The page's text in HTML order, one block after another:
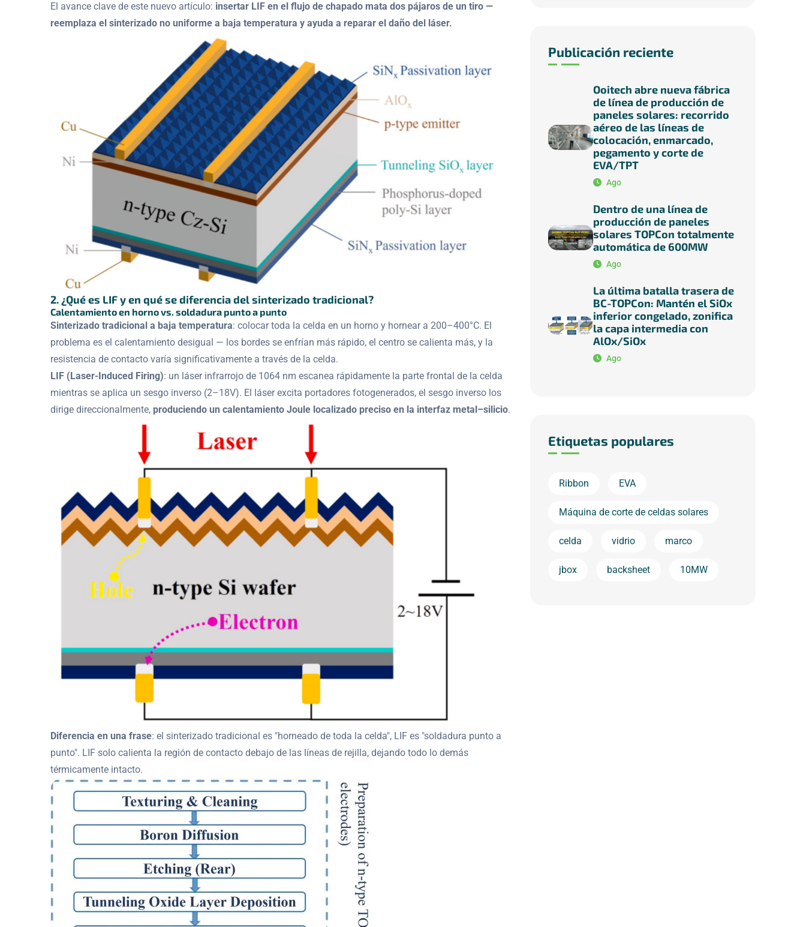
El avance clave de este nuevo artículo: insertar LIF en el flujo de chapado mata dos pájaros de un tiro —
reemplaza el sinterizado no uniforme a baja temperatura y ayuda a reparar el daño del láser.
2. ¿Qué es LIF y en qué se diferencia del sinterizado tradicional?
Calentamiento en horno vs. soldadura punto a punto
Sinterizado tradicional a baja temperatura: colocar toda la celda en un horno y hornear a 200–400°C. El
problema es el calentamiento desigual — los bordes se enfrían más rápido, el centro se calienta más, y la
resistencia de contacto varía significativamente a través de la celda.
LIF (Laser-Induced Firing): un láser infrarrojo de 1064 nm escanea rápidamente la parte frontal de la celda
mientras se aplica un sesgo inverso (2–18V). El láser excita portadores fotogenerados, el sesgo inverso los
dirige direccionalmente, produciendo un calentamiento Joule localizado preciso en la interfaz metal–silicio.
Diferencia en una frase: el sinterizado tradicional es "horneado de toda la celda", LIF es "soldadura punto a
punto". LIF solo calienta la región de contacto debajo de las líneas de rejilla, dejando todo lo demás
térmicamente intacto.
Publicación reciente
Ooitech abre nueva fábrica
de línea de producción de
paneles solares: recorrido
aéreo de las líneas de
colocación, enmarcado,
pegamento y corte de
EVA/TPT
Ago
Dentro de una línea de
producción de paneles
solares TOPCon totalmente
automática de 600MW
Ago
La última batalla trasera de
BC-TOPCon: Mantén el SiOx
inferior congelado, zonifica
la capa intermedia con
AlOx/SiOx
Ago
Etiquetas populares
Ribbon EVA
Máquina de corte de celdas solares
celda vidrio marco
jbox backsheet 10MW